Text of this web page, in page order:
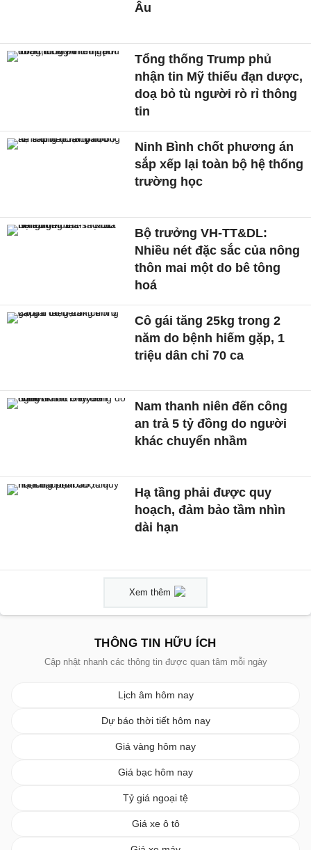
Âu
Tổng thống Trump phủ
nhận tin Mỹ thiếu đạn dược,
doạ bỏ tù người rò rỉ thông
tin
Ninh Bình chốt phương án
sắp xếp lại toàn bộ hệ thống
trường học
Bộ trưởng VH-TT&DL:
Nhiều nét đặc sắc của nông
thôn mai một do bê tông
hoá
Cô gái tăng 25kg trong 2
năm do bệnh hiếm gặp, 1
triệu dân chỉ 70 ca
Nam thanh niên đến công
an trả 5 tỷ đồng do người
khác chuyển nhầm
Hạ tầng phải được quy
hoạch, đảm bảo tầm nhìn
dài hạn
Xem thêm
THÔNG TIN HỮU ÍCH
Cập nhật nhanh các thông tin được quan tâm mỗi ngày
Lịch âm hôm nay
Dự báo thời tiết hôm nay
Giá vàng hôm nay
Giá bạc hôm nay
Tỷ giá ngoại tệ
Giá xe ô tô